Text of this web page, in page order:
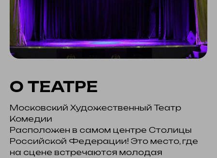
О ТЕАТРЕ
Московский Художественный Театр
Комедии
Расположен в самом центре Столицы
Российской Федерации! Это место, где
на сцене встречаются молодая